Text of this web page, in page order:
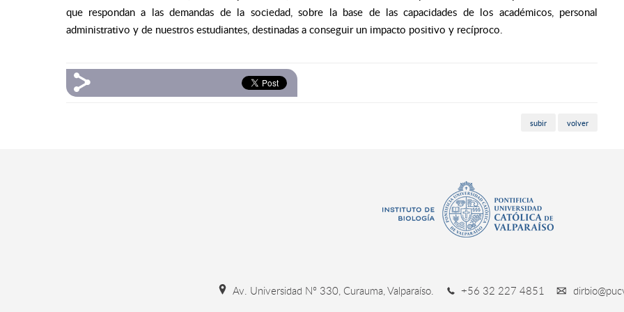
que respondan a las demandas de la sociedad, sobre la base de las capacidades de los académicos, personal
administrativo y de nuestros estudiantes, destinadas a conseguir un impacto positivo y recíproco.
subir volver
Av. Universidad Nº 330, Curauma, Valparaíso. +56 32 227 4851